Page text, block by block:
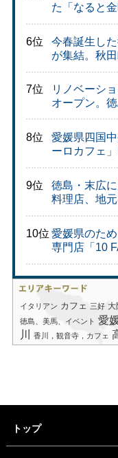
た「なると
6位
今春誕生し
が集結。秋
7位
リノベーシ
オープン。
8位
愛媛県四国
ーロカフェ
9位
徳島・末広
料理店、地
10位 愛媛県のた
専門店「10
イタリアン カフェ 三好 大
徳島、美馬、イベント 愛
川
香川，観音寺，カフェ
トップ